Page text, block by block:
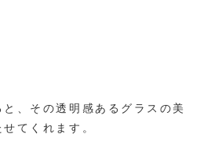
、その透明感あるグラスの美
てくれます。